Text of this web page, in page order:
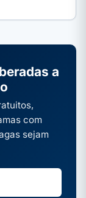
a
com
sejam